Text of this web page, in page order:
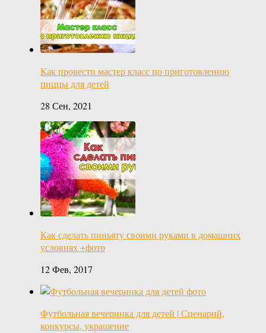
Как провести мастер класс по приготовлению
пиццы для детей
28 Сен, 2021
Как сделать пиньяту своими руками в домашних
условиях +фото
12 Фев, 2017
Футбольная вечеринка для детей | Сценарий,
конкурсы, украшение